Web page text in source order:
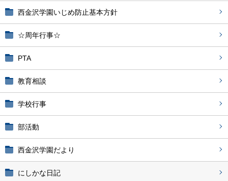
西金沢学園いじめ防止基本方針
☆周年行事☆
PTA
教育相談
学校行事
部活動
西金沢学園だより
にしかな日記